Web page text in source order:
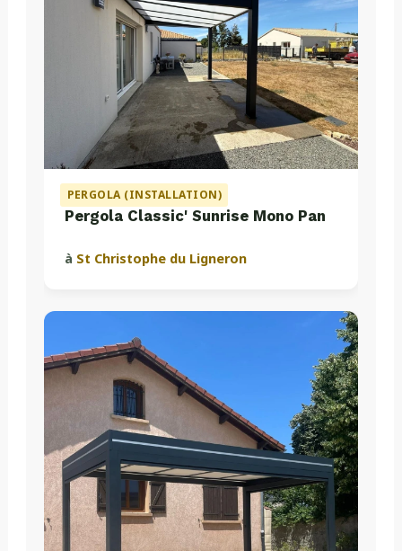
PERGOLA (INSTALLATION)
Pergola Classic' Sunrise Mono Pan
à St Christophe du Ligneron